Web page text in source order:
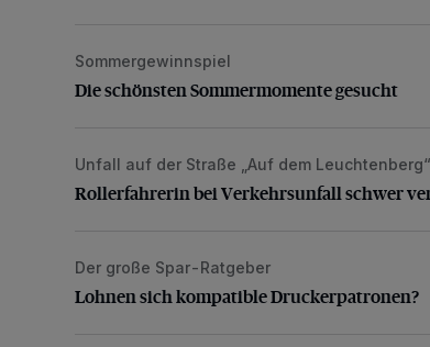
Die schönsten Sommermomente gesucht
Sommergewinnspiel
Die schönsten Sommermomente gesucht
Rollerfahrerin bei Verkehrsunfall schwer
Unfall auf der Straße „Auf dem Leuchtenberg“
Rollerfahrerin bei Verkehrsunfall schwer
Lohnen sich kompatible Druckerpatronen?
Der große Spar-Ratgeber
Lohnen sich kompatible Druckerpatronen?